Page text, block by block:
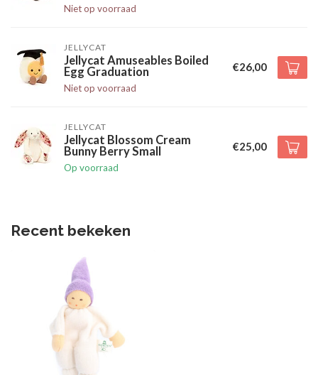
Niet op voorraad
JELLYCAT
Jellycat Amuseables Boiled
Egg Graduation
Niet op voorraad
€26,00
JELLYCAT
Jellycat Blossom Cream
Bunny Berry Small
Op voorraad
€25,00
Recent bekeken